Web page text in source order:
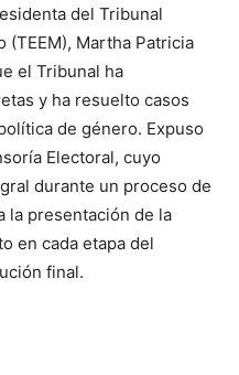
del Tribunal
(TEEM), Martha Patricia
el Tribunal ha
y ha resuelto casos
de género. Expuso
Electoral, cuyo
durante un proceso de
la presentación de la
en cada etapa del
final.